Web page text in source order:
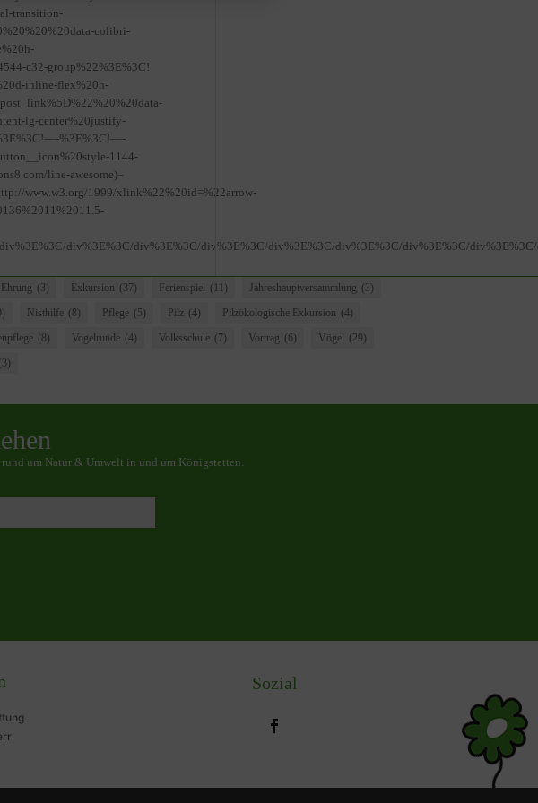
transition-
colibri-
c32-group%22%3E%3C!
inline-flex%20h-
lg-center%20justify-
%3E%3C!—-
1144-
line-awesome)–
www.w3.org/1999/xlink%22%20id=%22arrow-
div%3E%3C/div%3E%3C/div%3E%3C/div%3E%3C/div%3E%3C/div%3E%3C/
Ehrung (3) Exkursion (37) Ferienspiel (11) Jahreshauptversammlung (3)
Nisthilfe (8) Pflege (5) Pilz (4) Pilzökologische Exkursion (4)
(8) Vogelrunde (4) Volksschule (7) Vortrag (6) Vögel
(29)
(3)
um Natur & Umwelt in und um Königstetten.
Sozial